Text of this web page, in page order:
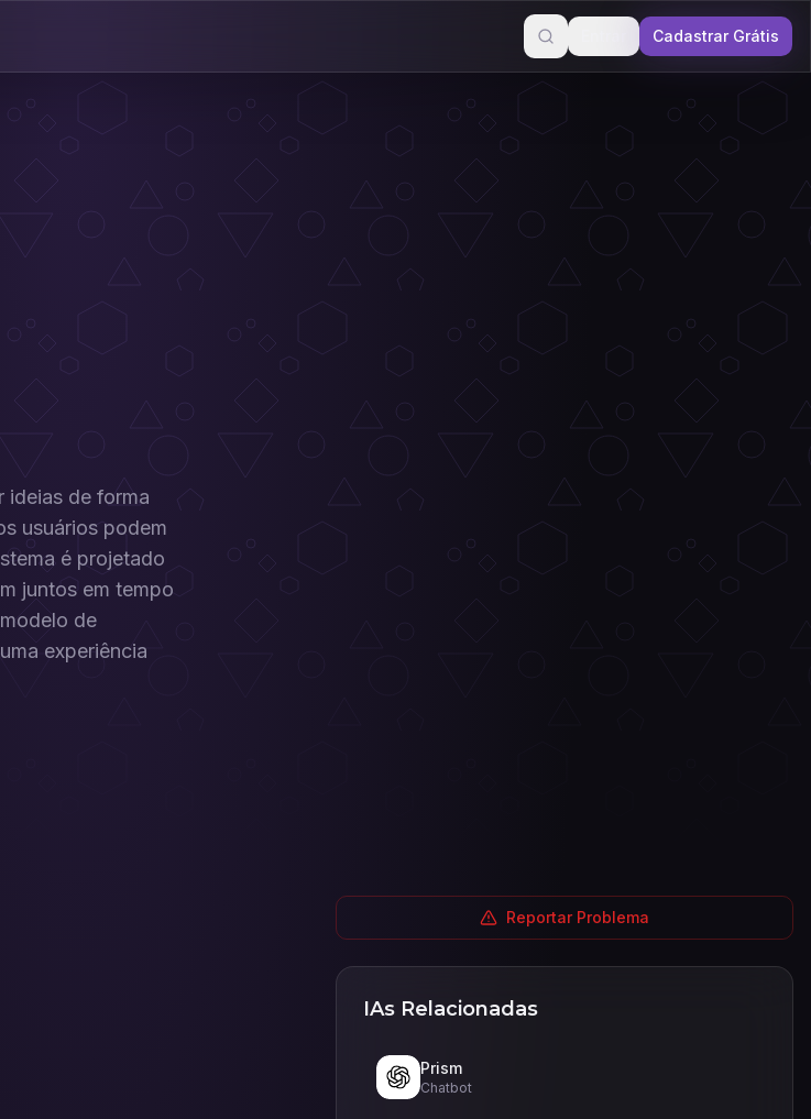
Cadastrar Grátis
ideias de forma
usuários podem
é projetado
juntos em tempo
de
experiência
Reportar Problema
IAs Relacionadas
Prism
Chatbot